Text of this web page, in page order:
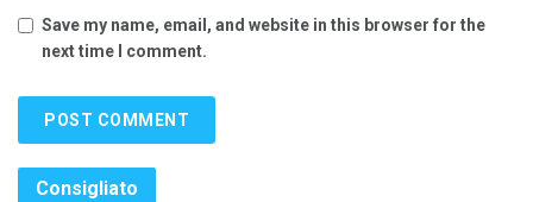
Save my name, email, and website in this browser for the
next time I comment.
Consigliato